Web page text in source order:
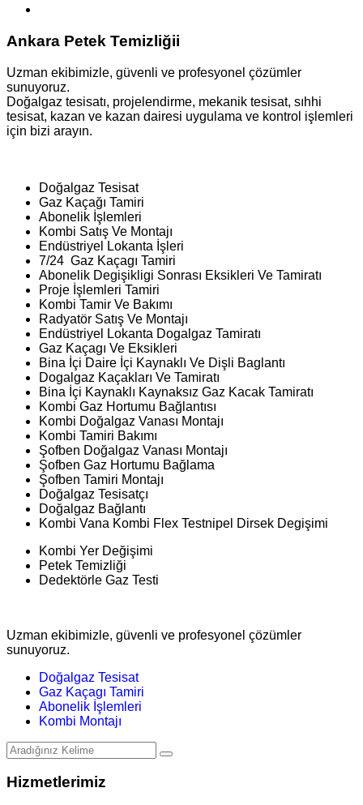
Ankara Petek Temizliğii
Uzman ekibimizle, güvenli ve profesyonel çözümler
sunuyoruz.
Doğalgaz tesisatı, projelendirme, mekanik tesisat, sıhhi
tesisat, kazan ve kazan dairesi uygulama ve kontrol işlemleri
için bizi arayın.
Doğalgaz Tesisat
Gaz Kaçağı Tamiri
Abonelik İşlemleri
Kombi Satış Ve Montajı
Endüstriyel Lokanta İşleri
7/24 Gaz Kaçagı Tamiri
Abonelik Degişikligi Sonrası Eksikleri Ve Tamiratı
Proje İşlemleri Tamiri
Kombi Tamir Ve Bakımı
Radyatör Satış Ve Montajı
Endüstriyel Lokanta Dogalgaz Tamiratı
Gaz Kaçagı Ve Eksikleri
Bina İçi Daire İçi Kaynaklı Ve Dişli Baglantı
Dogalgaz Kaçakları Ve Tamiratı
Bina İçi Kaynaklı Kaynaksız Gaz Kacak Tamiratı
Kombi Gaz Hortumu Bağlantısı
Kombi Doğalgaz Vanası Montajı
Kombi Tamiri Bakımı
Şofben Doğalgaz Vanası Montajı
Şofben Gaz Hortumu Bağlama
Şofben Tamiri Montajı
Doğalgaz Tesisatçı
Doğalgaz Bağlantı
Kombi Vana Kombi Flex Testnipel Dirsek Degişimi
Kombi Yer Değişimi
Petek Temizliği
Dedektörle Gaz Testi
Uzman ekibimizle, güvenli ve profesyonel çözümler
sunuyoruz.
Doğalgaz Tesisat
Gaz Kaçagı Tamiri
Abonelik İşlemleri
Kombi Montajı
Hizmetlerimiz